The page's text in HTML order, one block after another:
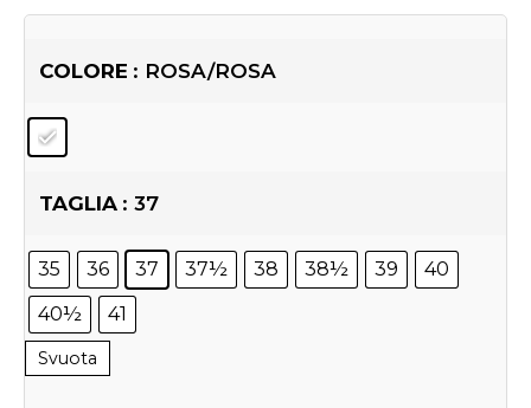
COLORE : ROSA/ROSA
TAGLIA : 37
35 36 37 37½ 38 38½ 39
40
40½
41
Svuota